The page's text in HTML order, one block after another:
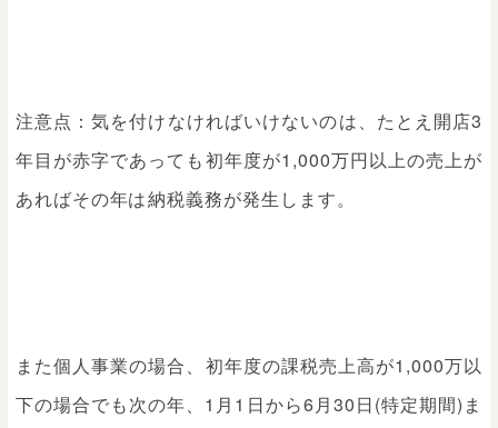
注意点：気を付けなければいけないのは、たとえ開店3
年目が赤字であっても初年度が1,000万円以上の売上が
あればその年は納税義務が発生します。
また個人事業の場合、初年度の課税売上高が1,000万以
下の場合でも次の年、1月1日から6月30日(特定期間)ま